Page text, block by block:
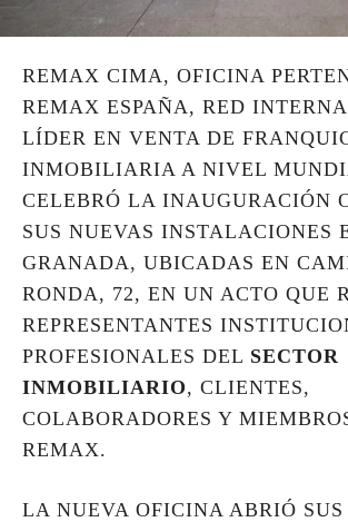
REMAX CIMA, OFICINA
REMAX ESPAÑA, RED
LÍDER EN VENTA DE
INMOBILIARIA A NIVEL
CELEBRÓ LA INAUGURACIÓN
SUS NUEVAS INSTALACIONES
GRANADA, UBICADAS EN
RONDA, 72, EN UN ACTO QUE
REPRESENTANTES
PROFESIONALES DEL SECTOR
INMOBILIARIO, CLIENTES,
COLABORADORES Y
REMAX.
LA NUEVA OFICINA ABRIÓ SUS